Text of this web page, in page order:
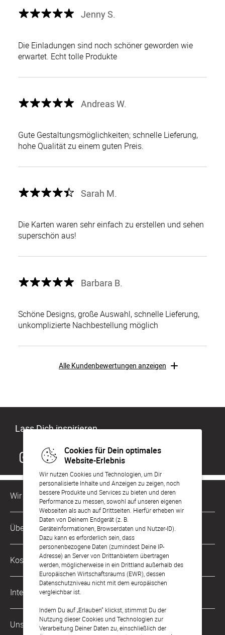
Cookies für Dein optimales
Website-Erlebnis
Wir nutzen Cookies und Technologien, um Dir
personalisierte Inhalte und Anzeigen zu zeigen, noch
bessere Produkte und Services zu bieten und deren
Performance zu messen, sowohl auf unseren eigenen
Webseiten als auch auf Drittseiten. Hierfür erheben wir
Daten von Deinem Endgerät (z. B.
Geräteinformationen, Browserdaten und Nutzer-ID).
Dazu kann es erforderlich sein, dass
personenbezogene Daten (zumindest Deine IP-
Adresse) an Server von Drittanbietern übertragen
werden, möglicherweise in ein Drittland außerhalb des
Europäischen Wirtschaftsraums (EWR), dessen
Datenschutzniveau nicht mit dem europäischen
vergleichbar ist.
Indem Du auf „Erlauben“ klickst, stimmst Du der
Nutzung dieser Cookies und Technologien zur
Verarbeitung Deiner Daten zu, einschließlich der
Jenny S.
Die Einladungen sind noch schöner geworden wie
erwartet. Echt tolle Produkte
Andreas W.
Gute Gestaltungsmöglichkeiten; schnelle Lieferung,
hohe Qualität zu einem guten Preis.
Sarah M.
Die Karten waren sehr einfach zu erstellen und sehen
superschön aus!
Barbara B.
Schöne Designs, große Auswahl, schnelle Lieferung,
unkomplizierte Nachbestellung möglich
Alle Kundenbewertungen anzeigen
Lass Dich inspirieren
Wir sind für Dich da
Kundenservice-Hotline
0221 956 725 10
Mo. - Fr. von 9 bis 17 Uhr
kontakt@sendmoments.de
Über Uns
Philosophie
Karriere
Impressum
AGB & Widerrufsrecht
Zahlung & Versand
Kostenlose Services
Musterkarten
Digitale Gästelisten
International
Österreich
Unsere Zahlungsarten